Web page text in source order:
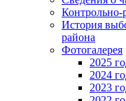
Контрольно-
История
района
Фотогалерея
2025
2024
2023